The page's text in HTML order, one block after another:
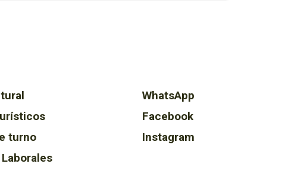
turno
WhatsApp
Facebook
Instagram